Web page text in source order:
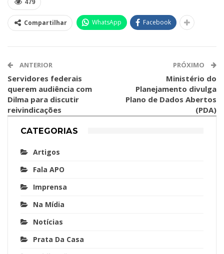
479
Compartilhar WhatsApp Facebook
ANTERIOR
Servidores federais
querem audiência com
Dilma para discutir
reivindicações
PRÓXIMO
Ministério do
Planejamento divulga
Plano de Dados Abertos
(PDA)
CATEGORIAS
Artigos
Fala APO
Imprensa
Na Mídia
Notícias
Prata Da Casa